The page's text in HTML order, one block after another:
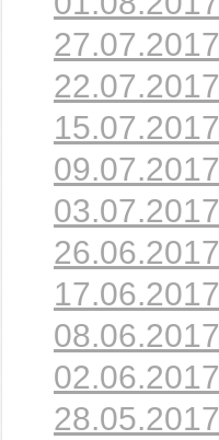
27.07.2017
22.07.2017
15.07.2017
09.07.2017
03.07.2017
26.06.2017
17.06.2017
08.06.2017
02.06.2017
28.05.2017